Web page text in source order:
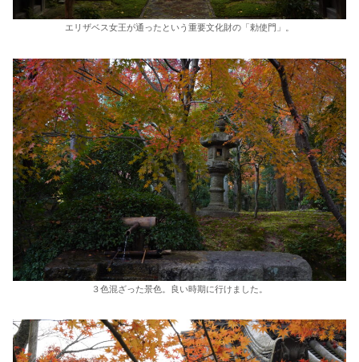
エリザベス女王が通ったという重要文化財の「勅使門」。
３色混ざった景色。良い時期に行けました。